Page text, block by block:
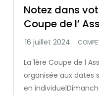
Notez dans
Coupe de l’
La 1ère Coupe de l
organisée aux dates
en